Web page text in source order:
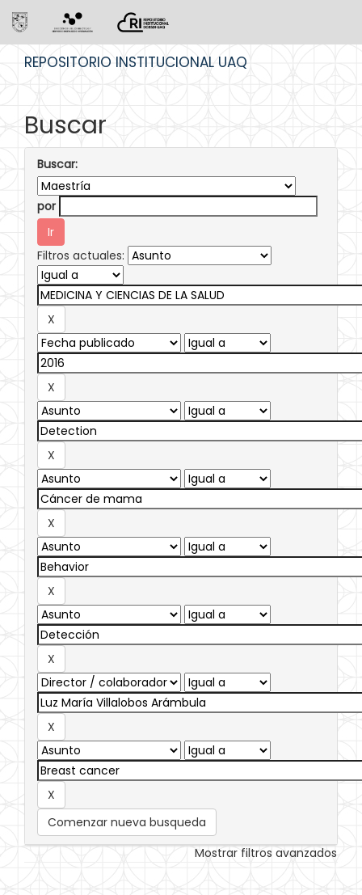
REPOSITORIO INSTITUCIONAL UAQ
Buscar
Buscar:
por
Filtros actuales:
Comenzar nueva busqueda
Mostrar filtros avanzados